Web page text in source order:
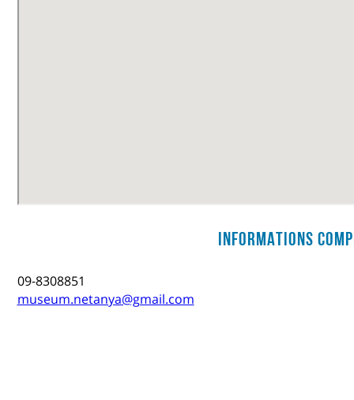
Informations
09-8308851
museum.netanya@gmail.com